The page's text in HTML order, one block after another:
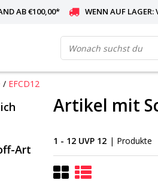
AB €100,00* WENN AUF LAGER:
/ EFCD12
Art
Artikel mit
1 - 12 UVP 12 | Produkte